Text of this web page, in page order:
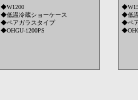
◆W1200
◆低温冷蔵ショーケース
◆ペアガラスタイプ
◆OHGU-1200PS
◆低
◆ペ